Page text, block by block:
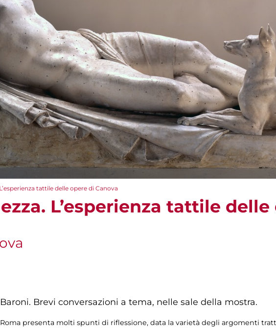
tattile delle opere di Canova
L’esperienza tattile delle
Brevi conversazioni a tema, nelle sale della mostra.
presenta molti spunti di riflessione, data la varietà degli argomenti